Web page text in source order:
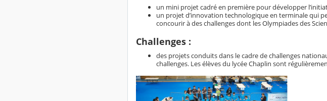
un mini projet cadré en première pour développer
un projet d’innovation technologique en terminale qui
concourir à des challenges dont les Olympiades des
Challenges :
des projets conduits dans le cadre de challenges
challenges. Les élèves du lycée Chaplin sont